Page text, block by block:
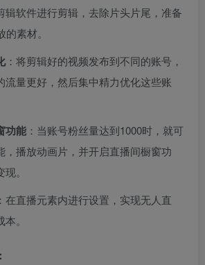
辑软件进行剪辑，去除片头片尾，准备
素材。
：将剪辑好的视频发布到不同的账号，
流量更好，然后集中精力优化这些账
功能 ：当账号粉丝量达到1000时，就可
，播放动画片，并开启直播间橱窗功
。
：在直播元素内进行设置，实现无人直
。